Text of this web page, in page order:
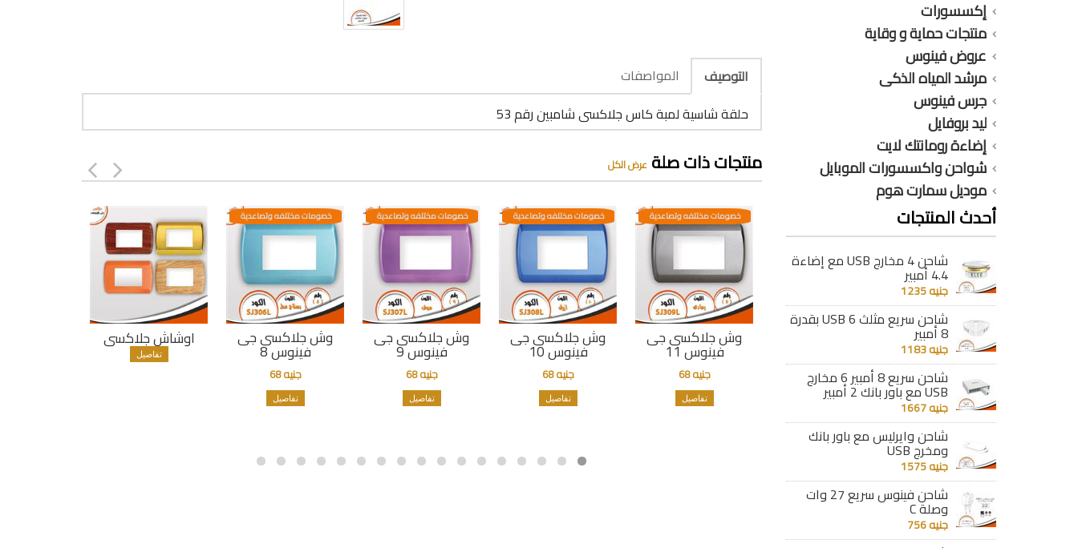
إكسسورات
منتجات حماية و وقاية
عروض فينوس
مرشد المياه الذكى
جرس فينوس
ليد بروفايل
إضاءة رومانتك لايت
شواحن واكسسورات الموبايل
موديل سمارت هوم
أحدث المنتجات
شاحن 4 مخارج USB مع إضاءة
4.4 أمبير
جنيه 1235
شاحن سريع مثلث 6 USB بقدرة
8 أمبير
جنيه 1183
شاحن سريع 8 أمبير 6 مخارج
USB مع باور بانك 2 أمبير
جنيه 1667
شاحن وايرليس مع باور بانك
ومخرج USB
جنيه 1575
شاحن فينوس سريع 27 وات
وصلة C
جنيه 756
التوصيف
المواصفات
حلقة شاسية لمبة كاس جلاكسى شامبين رقم 53
منتجات ذات صلةعرض الكل
اوشاش جلاكسى
تفاصيل
وش جلاكسى جى
فينوس 8
خصومات مختلفه وتصاعدية
جنيه 68
تفاصيل
وش جلاكسى جى
فينوس 9
خصومات مختلفه وتصاعدية
جنيه 68
تفاصيل
وش جلاكسى جى
فينوس 10
خصومات مختلفه وتصاعدية
جنيه 68
تفاصيل
وش جلاكسى جى
فينوس 11
خصومات مختلفه وتصاعدية
جنيه 68
تفاصيل
جنيه 68
تفاصيل
وش جلاكسى جى
فينوس 13
خصومات مختلفه وتصاعدية
تفاصيل